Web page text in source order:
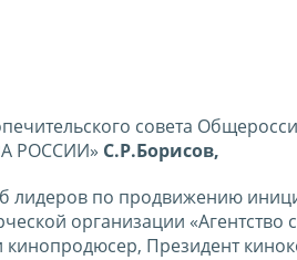
совета
РОССИИ» С.Р.Борисов,
лидеров по продвижению
организации «Агентство
кинопродюсер, Президент